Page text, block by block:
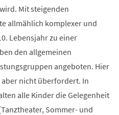
Mit steigenden
allmählich komplexer und
Lebensjahr zu einer
den allgemeinen
angeboten. Hier
nicht überfordert. In
alle Kinder die Gelegenheit
Sommer- und